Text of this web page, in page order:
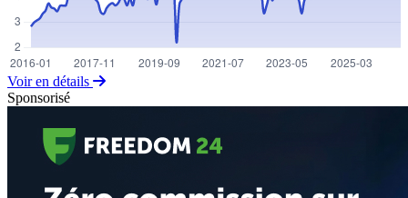
Voir en détails
Sponsorisé